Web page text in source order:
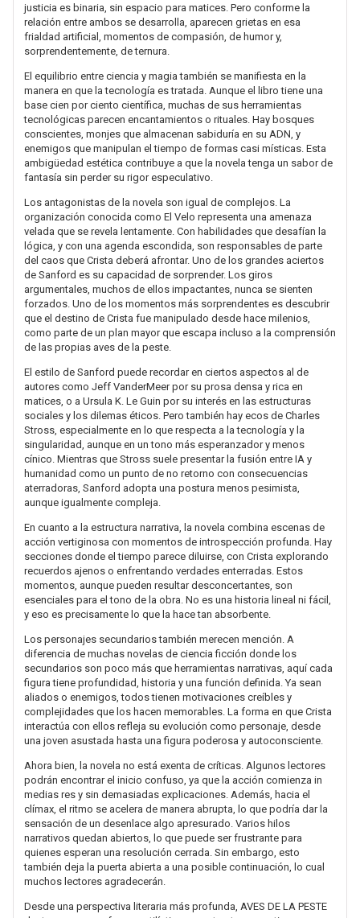
justicia es binaria, sin espacio para matices. Pero conforme la
relación entre ambos se desarrolla, aparecen grietas en esa
frialdad artificial, momentos de compasión, de humor y,
sorprendentemente, de ternura.
El equilibrio entre ciencia y magia también se manifiesta en la
manera en que la tecnología es tratada. Aunque el libro tiene una
base cien por ciento científica, muchas de sus herramientas
tecnológicas parecen encantamientos o rituales. Hay bosques
conscientes, monjes que almacenan sabiduría en su ADN, y
enemigos que manipulan el tiempo de formas casi místicas. Esta
ambigüedad estética contribuye a que la novela tenga un sabor de
fantasía sin perder su rigor especulativo.
Los antagonistas de la novela son igual de complejos. La
organización conocida como El Velo representa una amenaza
velada que se revela lentamente. Con habilidades que desafían la
lógica, y con una agenda escondida, son responsables de parte
del caos que Crista deberá afrontar. Uno de los grandes aciertos
de Sanford es su capacidad de sorprender. Los giros
argumentales, muchos de ellos impactantes, nunca se sienten
forzados. Uno de los momentos más sorprendentes es descubrir
que el destino de Crista fue manipulado desde hace milenios,
como parte de un plan mayor que escapa incluso a la comprensión
de las propias aves de la peste.
El estilo de Sanford puede recordar en ciertos aspectos al de
autores como Jeff VanderMeer por su prosa densa y rica en
matices, o a Ursula K. Le Guin por su interés en las estructuras
sociales y los dilemas éticos. Pero también hay ecos de Charles
Stross, especialmente en lo que respecta a la tecnología y la
singularidad, aunque en un tono más esperanzador y menos
cínico. Mientras que Stross suele presentar la fusión entre IA y
humanidad como un punto de no retorno con consecuencias
aterradoras, Sanford adopta una postura menos pesimista,
aunque igualmente compleja.
En cuanto a la estructura narrativa, la novela combina escenas de
acción vertiginosa con momentos de introspección profunda. Hay
secciones donde el tiempo parece diluirse, con Crista explorando
recuerdos ajenos o enfrentando verdades enterradas. Estos
momentos, aunque pueden resultar desconcertantes, son
esenciales para el tono de la obra. No es una historia lineal ni fácil,
y eso es precisamente lo que la hace tan absorbente.
Los personajes secundarios también merecen mención. A
diferencia de muchas novelas de ciencia ficción donde los
secundarios son poco más que herramientas narrativas, aquí cada
figura tiene profundidad, historia y una función definida. Ya sean
aliados o enemigos, todos tienen motivaciones creíbles y
complejidades que los hacen memorables. La forma en que Crista
interactúa con ellos refleja su evolución como personaje, desde
una joven asustada hasta una figura poderosa y autoconsciente.
Ahora bien, la novela no está exenta de críticas. Algunos lectores
podrán encontrar el inicio confuso, ya que la acción comienza in
medias res y sin demasiadas explicaciones. Además, hacia el
clímax, el ritmo se acelera de manera abrupta, lo que podría dar la
sensación de un desenlace algo apresurado. Varios hilos
narrativos quedan abiertos, lo que puede ser frustrante para
quienes esperan una resolución cerrada. Sin embargo, esto
también deja la puerta abierta a una posible continuación, lo cual
muchos lectores agradecerán.
Desde una perspectiva literaria más profunda, AVES DE LA PESTE